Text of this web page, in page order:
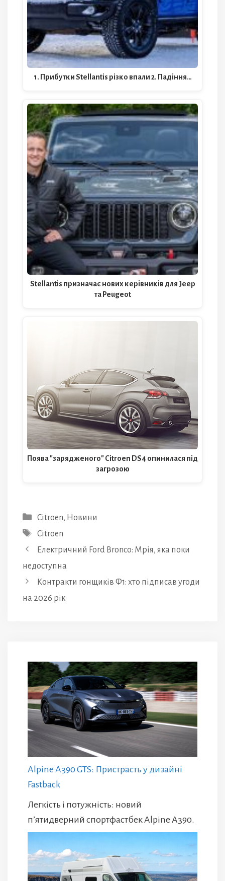
1. Прибутки Stellantis різко впали 2. Падіння…
Stellantis призначає нових керівників для Jeep
та Peugeot
Поява "зарядженого" Citroen DS4 опинилася під
загрозою
Категорії
Citroen, Новини
Позначки
Citroen
Електричний Ford Bronco: Мрія, яка поки
недоступна
Контракти гонщиків Ф1: хто підписав угоди
на 2026 рік
Alpine A390 GTS: Пристрасть у дизайні
Fastback
Легкість і потужність: новий
п’ятидверний спортфастбек Alpine A390.